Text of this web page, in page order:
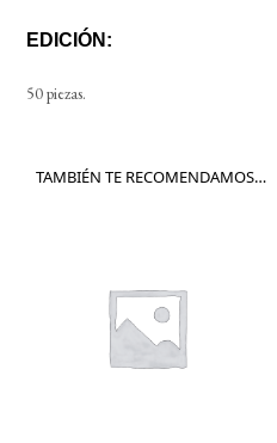
EDICIÓN:
50 piezas.
TAMBIÉN TE RECOMENDAMOS…